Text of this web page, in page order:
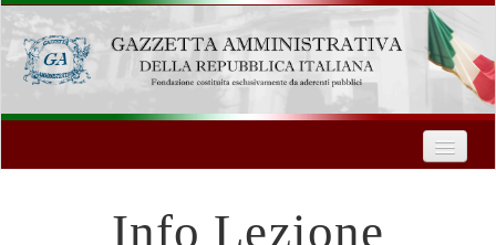
Formazione
Info Lezione